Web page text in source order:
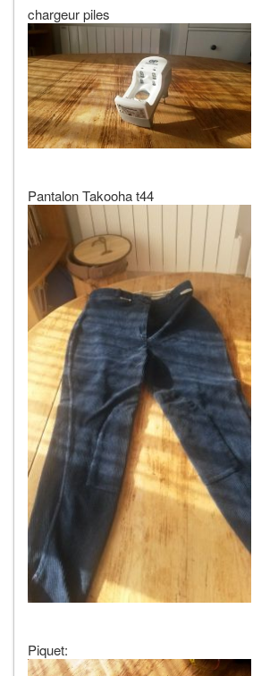
chargeur piles
Pantalon Takooha t44
Piquet: